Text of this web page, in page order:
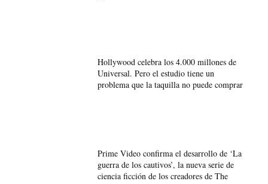
Hollywood celebra los 4.000 millones de
Universal. Pero el estudio tiene un
problema que la taquilla no puede comprar
Prime Video confirma el desarrollo de ‘La
guerra de los cautivos’, la nueva serie de
ciencia ficción de los creadores de The